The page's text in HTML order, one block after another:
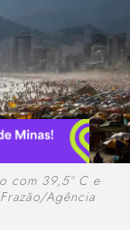
com 39,5º C e
Agência